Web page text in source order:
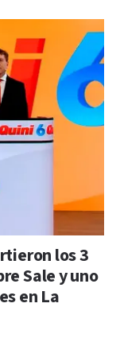
los 3
Sale y uno
en La